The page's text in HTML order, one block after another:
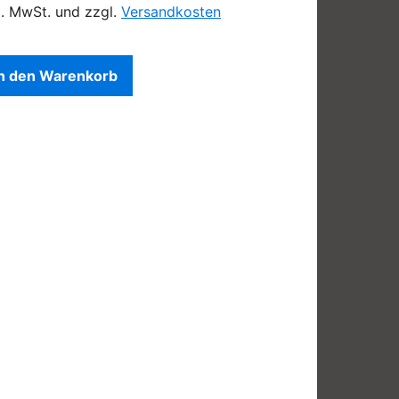
MwSt. und zzgl. Versandkosten
den Warenkorb